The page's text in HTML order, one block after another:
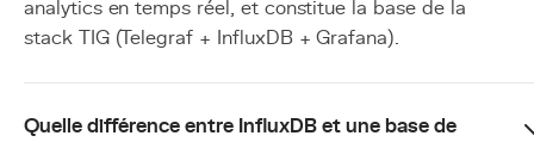
analytics en temps réel, et constitue la base de la
stack TIG (Telegraf + InfluxDB + Grafana).
Quelle différence entre InfluxDB et une base de